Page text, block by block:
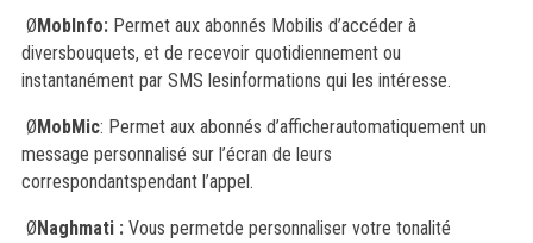
ØMobInfo: Permet aux abonnés Mobilis d’accéder à
diversbouquets, et de recevoir quotidiennement ou
instantanément par SMS lesinformations qui les intéresse.
ØMobMic: Permet aux abonnés d’afficherautomatiquement un
message personnalisé sur l’écran de leurs
correspondantspendant l’appel.
ØNaghmati : Vous permetde personnaliser votre tonalité